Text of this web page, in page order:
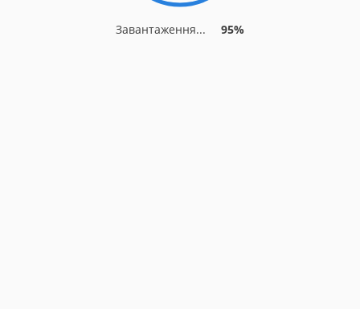
Завантаження... 95%